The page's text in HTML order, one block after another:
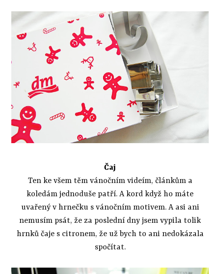
Čaj
Ten ke všem těm vánočním videím, článkům a
koledám jednoduše patří. A kord když ho máte
uvařený v hrnečku s vánočním motivem. A asi ani
nemusím psát, že za poslední dny jsem vypila tolik
hrnků čaje s citronem, že už bych to ani nedokázala
spočítat.